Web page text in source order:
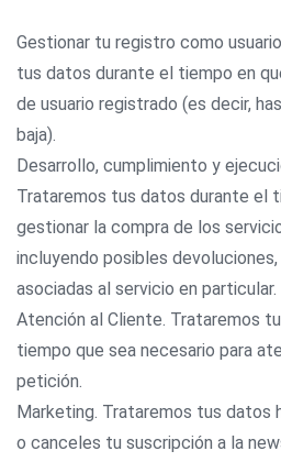
Gestionar tu registro como
tus datos durante el tiempo en
de usuario registrado (es decir,
baja).
Desarrollo, cumplimiento y
Trataremos tus datos durante el
gestionar la compra de los
incluyendo posibles
asociadas al servicio en particular.
Atención al Cliente. Trataremos
tiempo que sea necesario para
petición.
Marketing. Trataremos tus datos
o canceles tu suscripción a la